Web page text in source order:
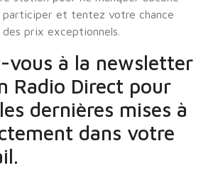
et tentez votre chance
prix exceptionnels.
vous à la newsletter
Radio Direct pour
dernières mises à
dans votre